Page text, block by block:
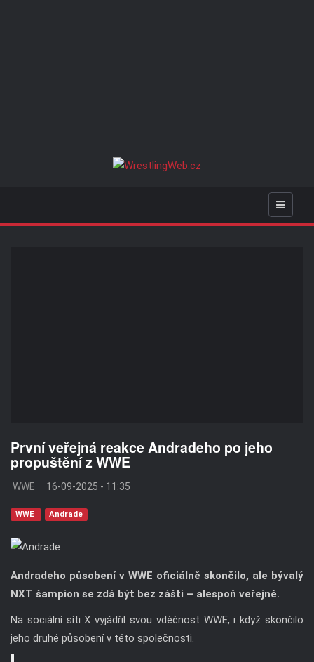
První veřejná reakce Andradeho po jeho
propuštění z WWE
WWE 16-09-2025 - 11:35
WWE Andrade
Andradeho působení v WWE oficiálně skončilo, ale bývalý
NXT šampion se zdá být bez zášti – alespoň veřejně.
Na sociální síti X vyjádřil svou vděčnost WWE, i když skončilo
jeho druhé působení v této společnosti.